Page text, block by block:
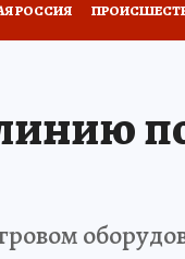
РОССИЯ